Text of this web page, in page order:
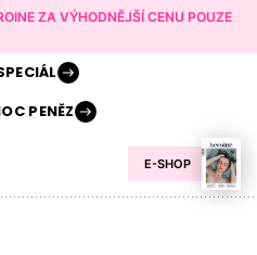
ZA VÝHODNĚJŠÍ CENU POUZE
E-SHOP
PENĚZ